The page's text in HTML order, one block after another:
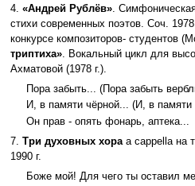
4. «Андрей Рублёв».
стихи современных поэтов. Соч.
конкурсе композиторов- студентов
триптиха». Вокальный цикл для
Ахматовой (1978 г.).
Пора забыть... (Пора забыть
И, в памяти чёрной... (И, в
Он прав - опять фонарь, аптека...
7. Три духовных хораa cappella на
1990 г.
Боже мой! Для чего ты оставил